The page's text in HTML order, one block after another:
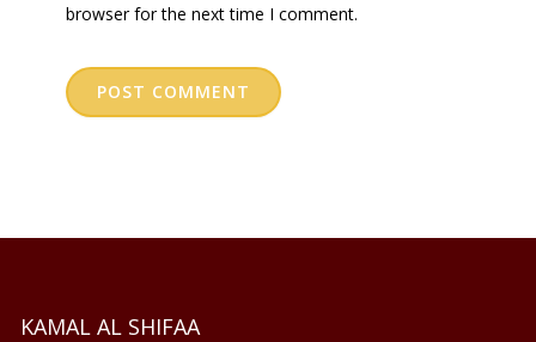
browser for the next time I comment.
KAMAL AL SHIFAA